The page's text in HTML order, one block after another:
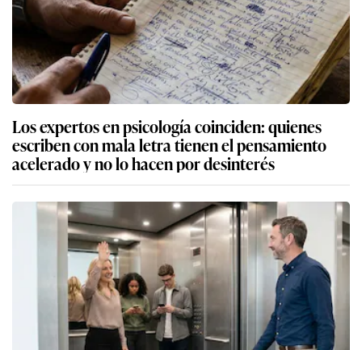
Los expertos en psicología coinciden: quienes
escriben con mala letra tienen el pensamiento
acelerado y no lo hacen por desinterés